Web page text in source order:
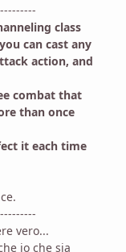
class
can cast any
action, and
combat that
than once
it each time
vero...
io che sia